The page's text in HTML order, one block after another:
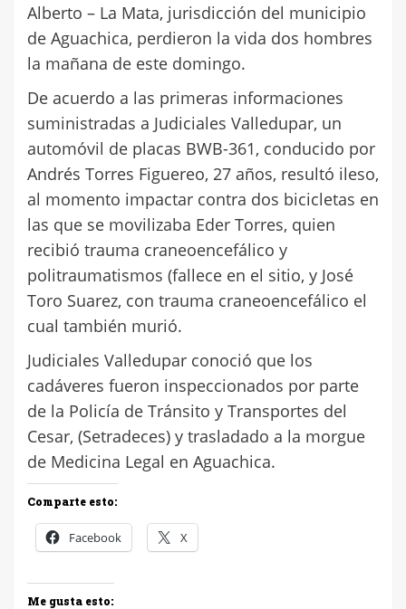
Alberto – La Mata, jurisdicción del municipio
de Aguachica, perdieron la vida dos hombres
la mañana de este domingo.
De acuerdo a las primeras informaciones
suministradas a Judiciales Valledupar, un
automóvil de placas BWB-361, conducido por
Andrés Torres Figuereo, 27 años, resultó ileso,
al momento impactar contra dos bicicletas en
las que se movilizaba Eder Torres, quien
recibió trauma craneoencefálico y
politraumatismos (fallece en el sitio, y José
Toro Suarez, con trauma craneoencefálico el
cual también murió.
Judiciales Valledupar conoció que los
cadáveres fueron inspeccionados por parte
de la Policía de Tránsito y Transportes del
Cesar, (Setradeces) y trasladado a la morgue
de Medicina Legal en Aguachica.
Comparte esto:
Facebook X
Me gusta esto: